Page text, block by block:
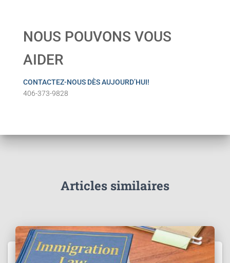
NOUS POUVONS VOUS
AIDER
CONTACTEZ-NOUS DÈS AUJOURD’HUI!
406-373-9828
Articles similaires